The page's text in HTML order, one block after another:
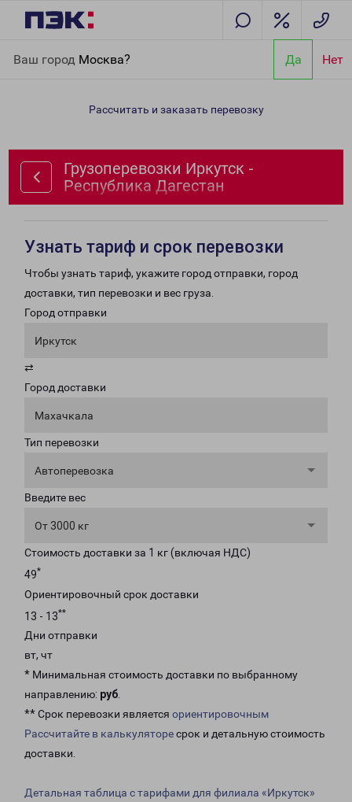
Ваш город Москва? Да Нет
Дагестан
Рассчитать и заказать перевозку
Грузоперевозки Иркутск -
Республика Дагестан
Узнать тариф и срок перевозки
Чтобы узнать тариф, укажите город отправки, город
доставки, тип перевозки и вес груза.
Город отправки
Иркутск
⇄
Город доставки
Махачкала
Тип перевозки
Автоперевозка
Введите вес
От 3000 кг
Стоимость доставки за 1 кг (включая НДС)
49*
Ориентировочный срок доставки
13 - 13**
Дни отправки
вт, чт
* Минимальная стоимость доставки по выбранному
направлению: руб.
** Срок перевозки является ориентировочным
Рассчитайте в калькуляторесрок и детальную стоимость
доставки.
Детальная таблица с тарифами для филиала «Иркутск»